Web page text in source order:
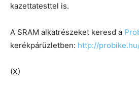
kazettatesttel is.
A SRAM alkatrészeket keresd a
kerékpárüzletben: http://
(X)